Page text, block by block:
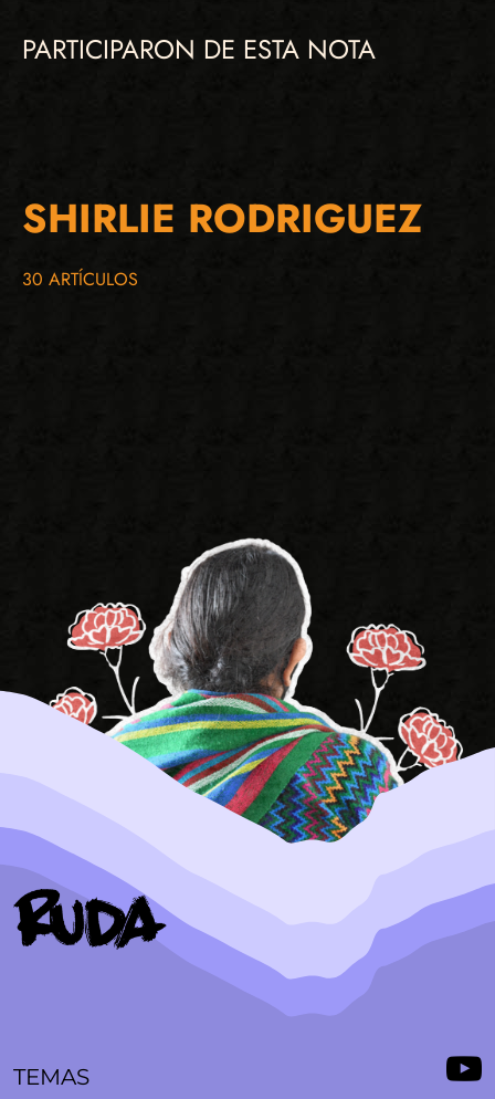
PARTICIPARON DE ESTA NOTA
SHIRLIE RODRIGUEZ
30 ARTÍCULOS
TEMAS